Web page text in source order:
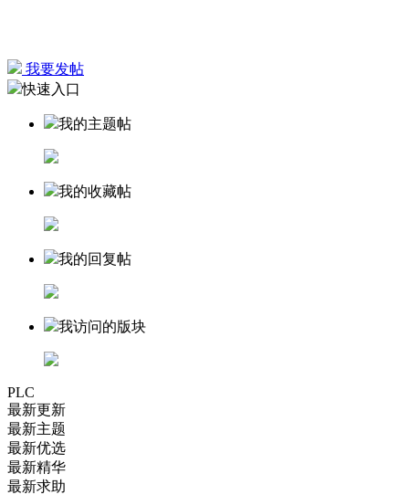
我要发帖
快速入口
我的主题帖
我的收藏帖
我的回复帖
我访问的版块
PLC
最新更新
最新主题
最新优选
最新精华
最新求助